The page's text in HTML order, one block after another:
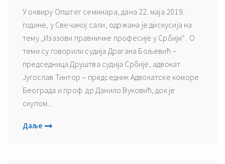
У оквиру Општег семинара, дана 22. маја 2019.
године, у Свечаној сали, одржана је дискусија на
тему „Изазови правничке професије у Србији“. О
теми су говорили судија Драгана Бољевић –
председница Друштва судија Србије, адвокат
Југослав Тинтор – председник Адвокатске коморе
Београда и проф. др Данило Вуковић, док је
скупом...
Даље